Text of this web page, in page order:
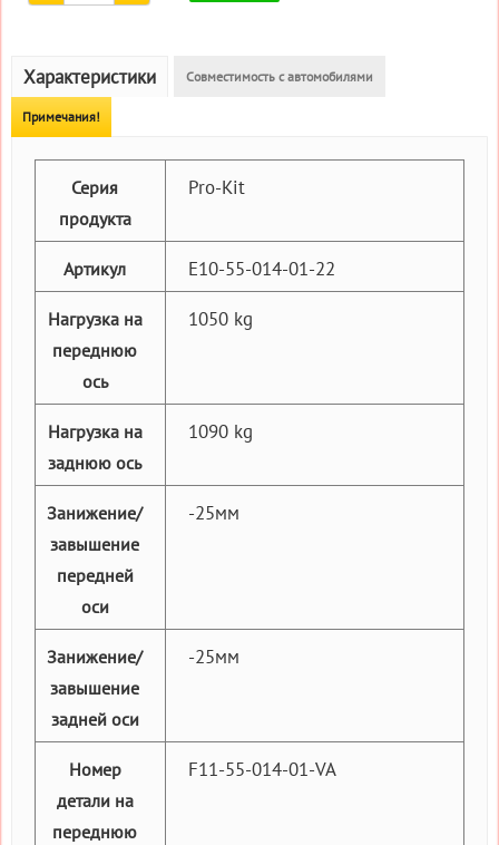
Характеристики Совместимость с автомобилями
Примечания!
Серия
продукта
Pro-Kit
Артикул E10-55-014-01-22
Нагрузка на
переднюю
ось
1050 kg
Нагрузка на
заднюю ось
1090 kg
Занижение/
завышение
передней
оси
-25мм
Занижение/
завышение
задней оси
-25мм
Номер
детали на
переднюю
F11-55-014-01-VA